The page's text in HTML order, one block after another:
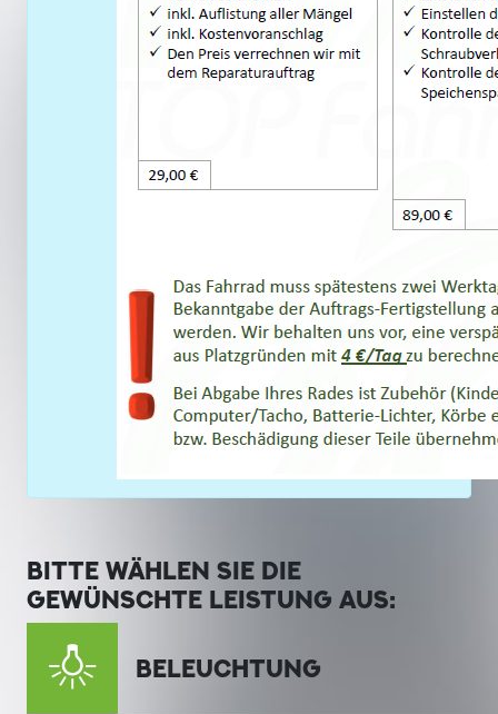
BITTE WÄHLEN SIE DIE
GEWÜNSCHTE LEISTUNG AUS:
BELEUCHTUNG